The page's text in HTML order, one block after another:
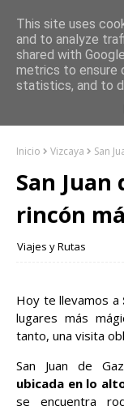
Inicio Vizcaya San
San
rincón
Viajes y Rutas
Hoy te llevamos a
lugares más
tanto, una visita
San Juan de
ubicada en lo
se encuentra
This site uses
and to analyze
shared with
metrics to ensure
statistics, and to